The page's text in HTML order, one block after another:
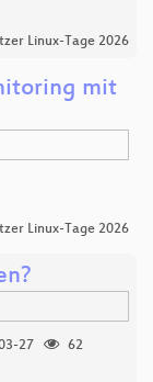
Linux-Tage 2026
mit
Linux-Tage 2026
27
62